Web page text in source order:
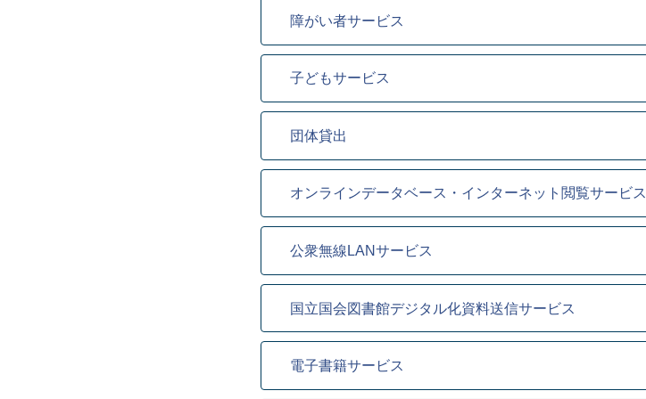
障がい者サービス
子どもサービス
団体貸出
オンラインデータベース・インターネット閲覧サービス
公衆無線LANサービス
国立国会図書館デジタル化資料送信サービス
電子書籍サービス